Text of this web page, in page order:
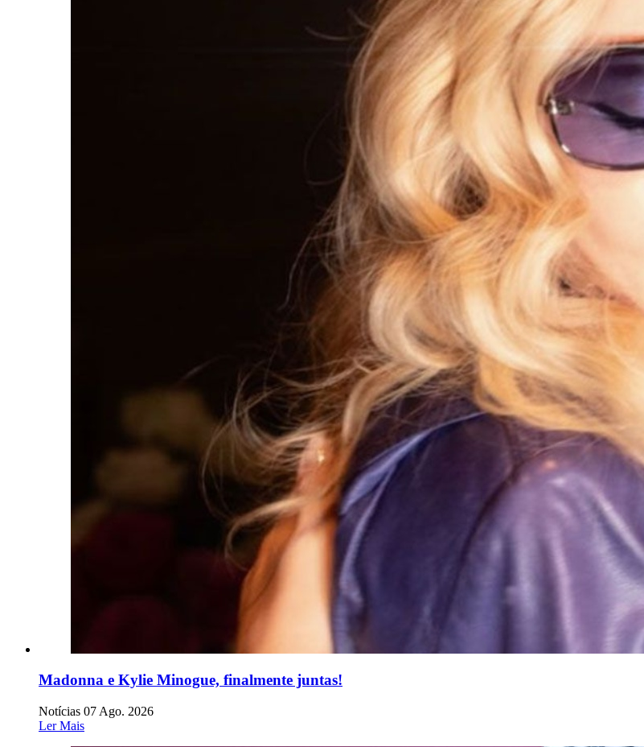
Madonna e Kylie Minogue, finalmente juntas!
Notícias 07 Ago. 2026
Ler Mais